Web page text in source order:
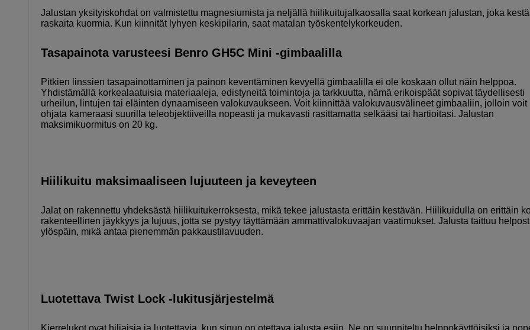
Jalustan yksityiskohdat on valmistettu magnesiumista ja neljällä hiilikuitujalkaosalla saat korkean jalustan, joka
raskaita kuormia. Kun kiinnität lyhyen keskipilarin, saat matalan työskentelykorkeuden.
Tasapainota varusteesi Benro GH5C Mini -gimbaalilla
Pitkien linssien tasapainottaminen ja painon keventäminen kevyellä gimbaalilla ei ole koskaan ollut näin helppoa.
Yhdistämällä korkealaatuisia materiaaleja, edistyneitä toimintoja ja tarkkuutta, nämä erikoispäät sopivat täydellisesti
urheilun, lintujen tai eläinten dynaamiseen valokuvaukseen. Voit kiinnittää valokuvausvälineet gimbaaliin, jolloin voit
ohjata kameraasi suurilla teleobjektiiveilla nopeasti ja mukavasti rasittamatta selkääsi tai hartioitasi. Jalustan
maksimikuormitus on 20 kg.
Hiilikuitu maksimaaliseen lujuuteen ja keveyteen
Jalat on rakennettu yhdeksästä hiilikuitukerroksesta, mikä tekee jalustasta erittäin kestävän. Hiilikuidulla on erittäin
rakenteellinen jäykkyys ja lujuus, jotta se pystyy täyttämään ammattivalokuvaajan vaatimukset. Jalusta taittuu
ylöspäin, mikä antaa pienemmän pakkaustilavuuden.
Luotettava Twist Lock -lukitusjärjestelmä
Kierrelukot ovat hiljaisia ja luotettavia, kun sinun on otettava jalusta esiin. Ne on suunniteltu helppokäyttöisiksi ja